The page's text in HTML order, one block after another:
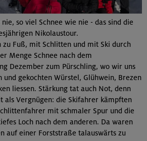
so viel Schnee wie nie - das sind die
Nikolaustour.
zu Fuß, mit Schlitten und mit Ski durch
Menge Schnee nach dem
Dezember zum Pürschling, wo wir uns
und gekochten Würstel, Glühwein, Brezen
liessen. Stärkung tat auch Not, denn
als Vergnügen: die Skifahrer kämpften
mit schmaler Spur und die
Loch nach dem anderen. Da waren
auf einer Forststraße talauswärts zu